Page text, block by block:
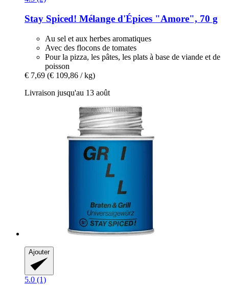
Stay Spiced! Mélange d'Épices "Amore", 70 g
Au sel et aux herbes aromatiques
Avec des flocons de tomates
Pour la pizza, les pâtes, les plats à base de viande et de
poisson
€ 7,69 (€ 109,86 / kg)
Livraison jusqu'au 13 août
Ajouter
5.0 (1)